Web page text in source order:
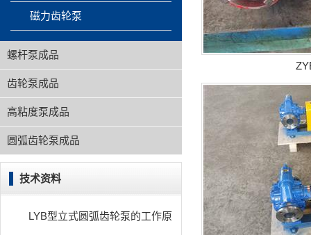
磁力齿轮泵
螺杆泵成品
齿轮泵成品
高粘度泵成品
圆弧齿轮泵成品
技术资料
LYB型立式圆弧齿轮泵的工作原